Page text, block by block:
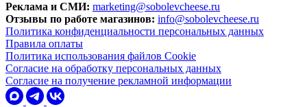
Реклама и СМИ: marketing@sobolevcheese.ru
Отзывы по работе магазинов: info@sobolevcheese.ru
Политика конфиденциальности персональных данных
Правила оплаты
Политика использования файлов Cookie
Согласие на обработку персональных данных
Согласие на получение рекламной информации